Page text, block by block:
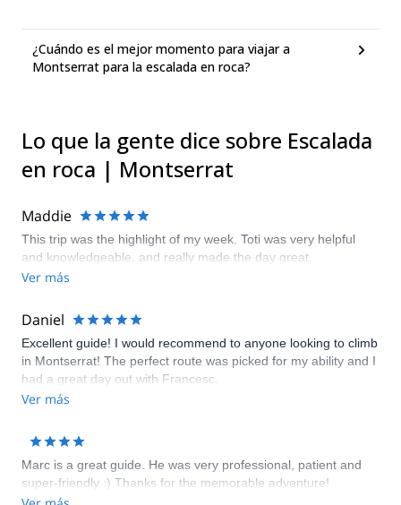
¿Cuándo es el mejor momento para viajar a
Montserrat para la escalada en roca?
Lo que la gente dice sobre Escalada
en roca | Montserrat
Maddie
This trip was the highlight of my week. Toti was very helpful
and knowledgeable, and really made the day great.
Ver más
Daniel
Excellent guide! I would recommend to anyone looking to climb
in Montserrat! The perfect route was picked for my ability and I
had a great day out with Francesc.
Ver más
Marc is a great guide. He was very professional, patient and
super-friendly :) Thanks for the memorable adventure!